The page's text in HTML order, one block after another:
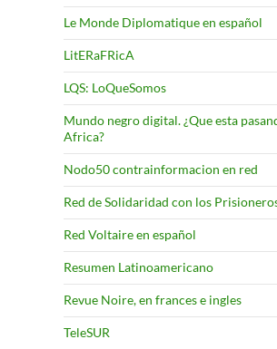
Le Monde Diplomatique en español
LitERaFRicA
LQS: LoQueSomos
Mundo negro digital. ¿Que esta
Africa?
Nodo50 contrainformacion en red
Red de Solidaridad con los
Red Voltaire en español
Resumen Latinoamericano
Revue Noire, en frances e ingles
TeleSUR